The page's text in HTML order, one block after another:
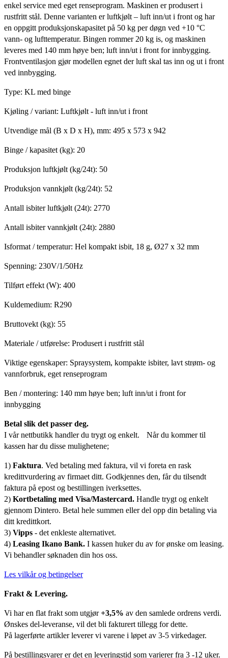
enkel service med eget renseprogram. Maskinen er produsert i
rustfritt stål. Denne varianten er luftkjølt – luft inn/ut i front og har
en oppgitt produksjonskapasitet på 50 kg per døgn ved +10 °C
vann- og lufttemperatur. Bingen rommer 20 kg is, og maskinen
leveres med 140 mm høye ben; luft inn/ut i front for innbygging.
Frontventilasjon gjør modellen egnet der luft skal tas inn og ut i front
ved innbygging.
Type: KL med binge
Kjøling / variant: Luftkjølt - luft inn/ut i front
Utvendige mål (B x D x H), mm: 495 x 573 x 942
Binge / kapasitet (kg): 20
Produksjon luftkjølt (kg/24t): 50
Produksjon vannkjølt (kg/24t): 52
Antall isbiter luftkjølt (24t): 2770
Antall isbiter vannkjølt (24t): 2880
Isformat / temperatur: Hel kompakt isbit, 18 g, Ø27 x 32 mm
Spenning: 230V/1/50Hz
Tilført effekt (W): 400
Kuldemedium: R290
Bruttovekt (kg): 55
Materiale / utførelse: Produsert i rustfritt stål
Viktige egenskaper: Spraysystem, kompakte isbiter, lavt strøm- og
vannforbruk, eget renseprogram
Ben / montering: 140 mm høye ben; luft inn/ut i front for
innbygging
Betal slik det passer deg.
I vår nettbutikk handler du trygt og enkelt. Når du kommer til
kassen har du disse mulighetene;
1) Faktura. Ved betaling med faktura, vil vi foreta en rask
kredittvurdering av firmaet ditt. Godkjennes den, får du tilsendt
faktura på epost og bestillingen iverksettes.
2) Kortbetaling med Visa/Mastercard. Handle trygt og enkelt
gjennom Dintero. Betal hele summen eller del opp din betaling via
ditt kredittkort.
3) Vipps - det enkleste alternativet.
4) Leasing Ikano Bank. I kassen huker du av for ønske om leasing.
Vi behandler søknaden din hos oss.
Les vilkår og betingelser
Frakt & Levering.
Vi har en flat frakt som utgjør+3,5% av den samlede ordrens verdi.
Ønskes del-leveranse, vil det bli fakturert tillegg for dette.
På lagerførte artikler leverer vi varene i løpet av 3-5 virkedager.
På bestillingsvarer er det en leveringstid som varierer fra 3 -12 uker.